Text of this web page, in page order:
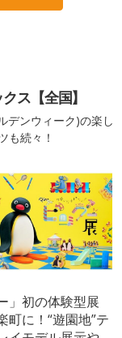
ス【全国】
デンウィーク)の楽し
も続々！
」初の体験型展
町に！“遊園地”テ